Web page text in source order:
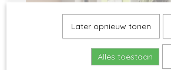
Later opnieuw tonen
Alles toestaan